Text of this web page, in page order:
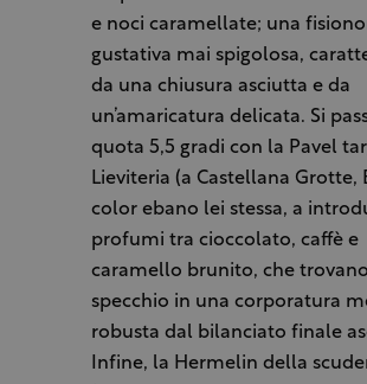
e noci caramellate; una
gustativa mai spigolosa,
da una chiusura asciutta e da
un’amaricatura delicata. Si
quota 5,5 gradi con la Pavel
Lieviteria (a Castellana Grotte,
color ebano lei stessa, a
profumi tra cioccolato, caffè e
caramello brunito, che trovano
specchio in una corporatura
robusta dal bilanciato finale
Infine, la Hermelin della